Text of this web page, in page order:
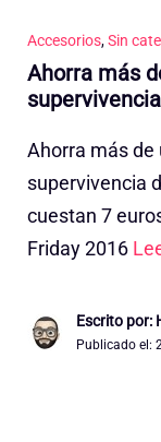
Accesorios,Sin
Ahorra más
Ahorra más de
supervivencia
cuestan 7
Friday 2016
Escrito por:
Publicado el: